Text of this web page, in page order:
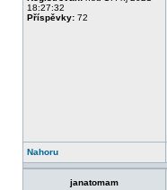
18:27:32
Příspěvky: 72
Nahoru
janatomam